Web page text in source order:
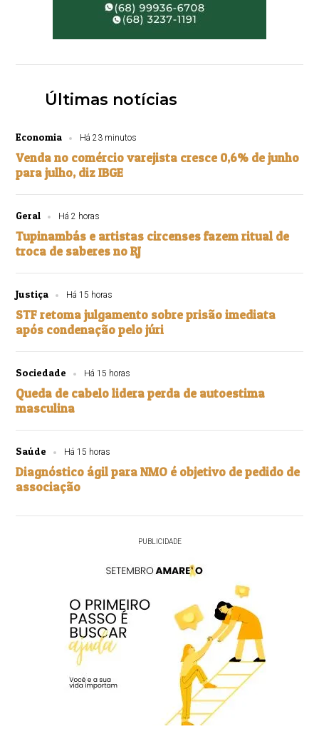
Últimas notícias
Economia Há 23 minutos
Venda no comércio varejista cresce 0,6% de junho
para julho, diz IBGE
Geral Há 2 horas
Tupinambás e artistas circenses fazem ritual de
troca de saberes no RJ
Justiça Há 15 horas
STF retoma julgamento sobre prisão imediata
após condenação pelo júri
Sociedade Há 15 horas
Queda de cabelo lidera perda de autoestima
masculina
Saúde Há 15 horas
Diagnóstico ágil para NMO é objetivo de pedido de
associação
PUBLICIDADE